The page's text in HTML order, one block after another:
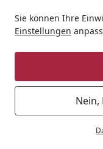
Sie können Ihre
Einstellungen
Nein,